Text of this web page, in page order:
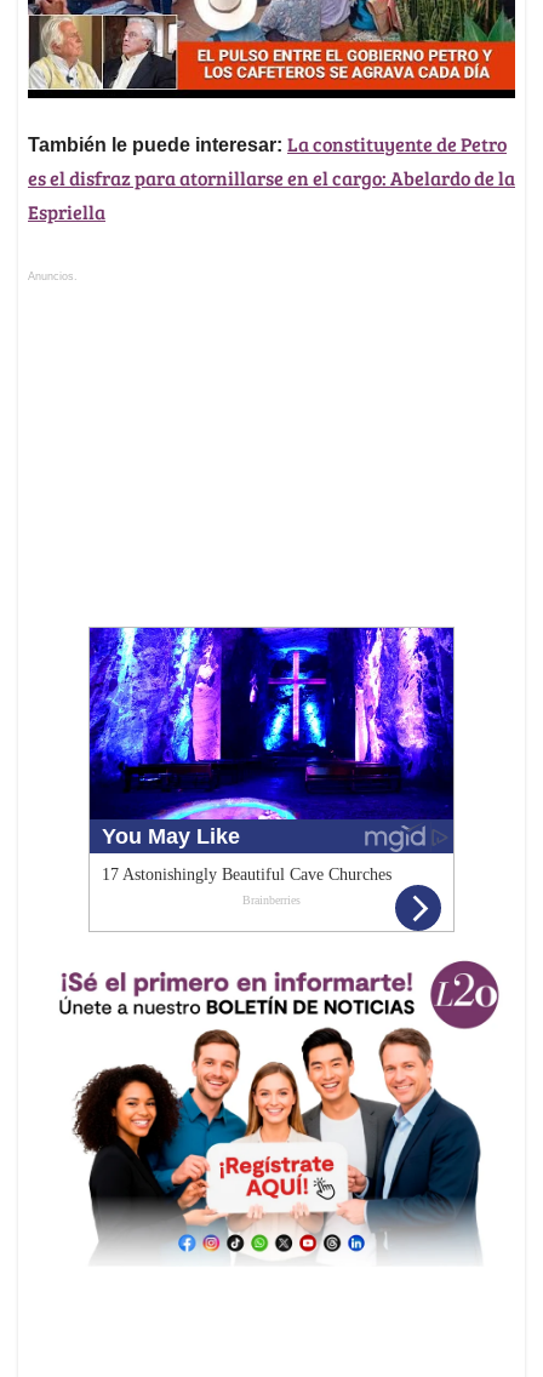
También le puede interesar: La constituyente de Petro
es el disfraz para atornillarse en el cargo: Abelardo de la
Espriella
Anuncios.